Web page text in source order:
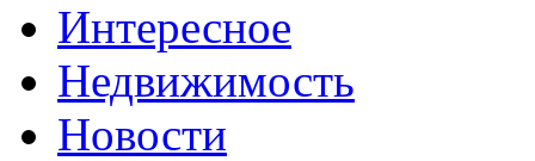
Интересное
Недвижимость
Новости